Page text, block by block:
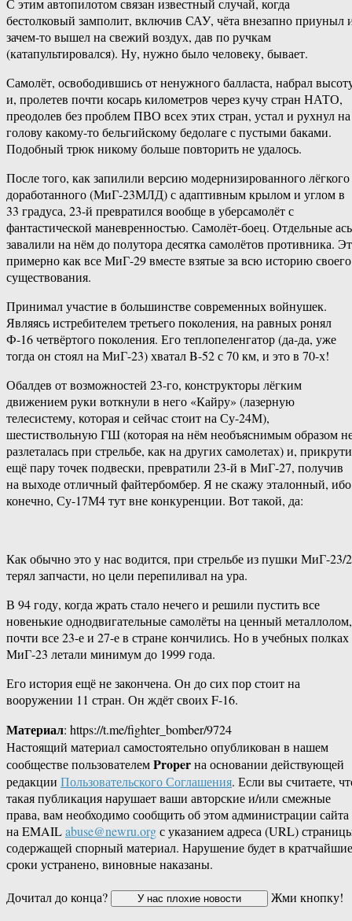
С этим автопилотом связан известный случай, когда
бестолковый замполит, включив САУ, чёта внезапно приуныл
зачем-то вышел на свежий воздух, дав по ручкам
(катапультировался). Ну, нужно было человеку, бывает.
Самолёт, освободившись от ненужного балласта, набрал
и, пролетев почти косарь километров через кучу стран НАТО,
преодолев без проблем ПВО всех этих стран, устал и рухнул на
голову какому-то бельгийскому бедолаге с пустыми баками.
Подобный трюк никому больше повторить не удалось.
После того, как запилили версию модернизированного лёгкого
доработанного (МиГ-23МЛД) с адаптивным крылом и углом в
33 градуса, 23-й превратился вообще в уберсамолёт с
фантастической маневренностью. Самолёт-боец. Отдельные
завалили на нём до полутора десятка самолётов противника.
примерно как все МиГ-29 вместе взятые за всю историю своего
существования.
Принимал участие в большинстве современных войнушек.
Являясь истребителем третьего поколения, на равных ронял
Ф-16 четвёртого поколения. Его теплопеленгатор (да-да, уже
тогда он стоял на МиГ-23) хватал B-52 с 70 км, и это в 70-х!
Обалдев от возможностей 23-го, конструкторы лёгким
движением руки воткнули в него «Кайру» (лазерную
телесистему, которая и сейчас стоит на Су-24М),
шестиствольную ГШ (которая на нём необъяснимым образом
разлеталась при стрельбе, как на других самолетах) и,
ещё пару точек подвески, превратили 23-й в МиГ-27, получив
на выходе отличный файтербомбер. Я не скажу эталонный,
конечно, Су-17М4 тут вне конкуренции. Вот такой, да:
Как обычно это у нас водится, при стрельбе из пушки МиГ-23/
терял запчасти, но цели перепиливал на ура.
В 94 году, когда жрать стало нечего и решили пустить все
новенькие однодвигательные самолёты на ценный металлолом,
почти все 23-е и 27-е в стране кончились. Но в учебных полках
МиГ-23 летали минимум до 1999 года.
Его история ещё не закончена. Он до сих пор стоит на
вооружении 11 стран. Он ждёт своих F-16.
Материал: https://t.me/fighter_bomber/9724
Настоящий материал самостоятельно опубликован в нашем
сообществе пользователемProperна основании действующей
редакции Пользовательского Соглашения. Если вы считаете,
такая публикация нарушает ваши авторские и/или смежные
права, вам необходимо сообщить об этом администрации сайта
на EMAILabuse@newru.orgс указанием адреса (URL)
содержащей спорный материал. Нарушение будет в кратчайшие
сроки устранено, виновные наказаны.
Дочитал до конца?
Жми кнопку!